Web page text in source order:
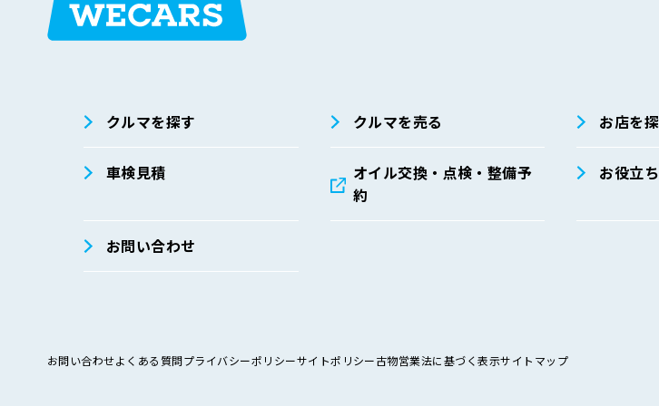
クルマを探す クルマを売る お店を
車検見積
オイル交換・点検・整備予
約
お役立
お問い合わせ
お問い合わせよくある質問プライバシーポリシーサイトポリシー古物営業法に基づく表示サイトマップ